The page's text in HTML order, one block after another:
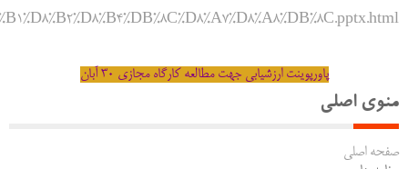
پاورپوینت ارزشیابی جهت مطالعه کارگاه مجازی 30 آبان
منوی اصلی
صفحه اصلی